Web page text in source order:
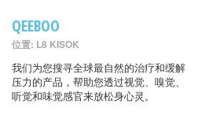
QEEBOO
位置: L8 KISOK
我们为您搜寻全球最自然的治疗和缓解
压力的产品，帮助您透过视觉、嗅觉、
听觉和味觉感官来放松身心灵。